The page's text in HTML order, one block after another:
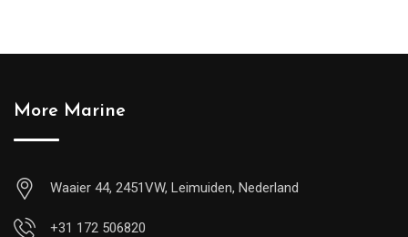
More Marine
Waaier 44, 2451VW, Leimuiden, Nederland
+31 172 506820